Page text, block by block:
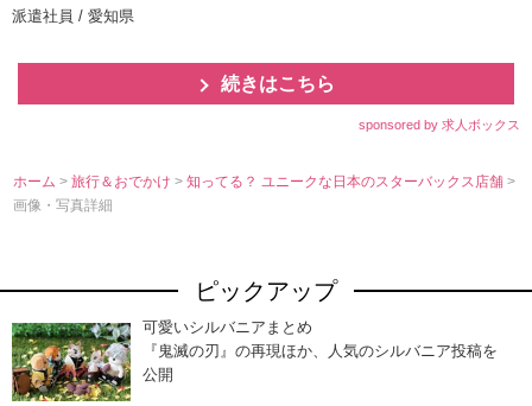
派遣社員 / 愛知県
続きはこちら
sponsored by 求人ボックス
ホーム >旅行＆おでかけ>知ってる？ ユニークな日本のスターバックス店舗>
画像・写真詳細
ピックアップ
可愛いシルバニアまとめ
『鬼滅の刃』の再現ほか、人気のシルバニア投稿を
公開